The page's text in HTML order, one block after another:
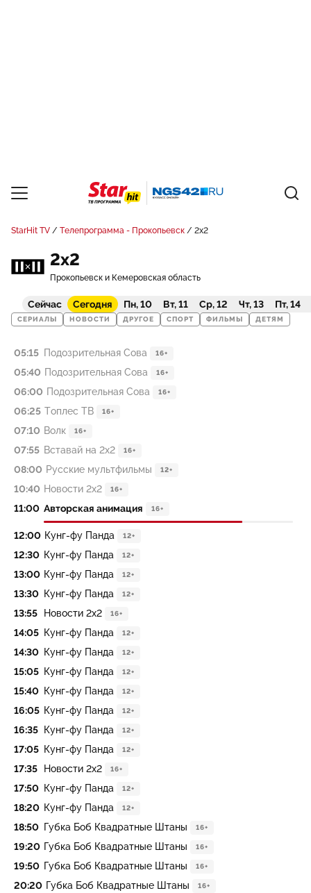
StarHit TV Телепрограмма - Прокопьевск 2x2
2x2
Прокопьевск и Кемеровская область
Сейчас Сегодня Пн, 10 Вт, 11 Ср, 12 Чт, 13 Пт, 14
СЕРИАЛЫ НОВОСТИ ДРУГОЕ СПОРТ ФИЛЬМЫ ДЕТЯМ
05:15 Подозрительная Сова 16+
05:40 Подозрительная Сова 16+
06:00 Подозрительная Сова 16+
06:25 Топлес ТВ 16+
07:10 Волк 16+
07:55 Вставай на 2х2 16+
08:00 Русские мультфильмы 12+
10:40 Новости 2х2 16+
11:00 Авторская анимация 16+
12:00 Кунг-фу Панда 12+
12:30 Кунг-фу Панда 12+
13:00 Кунг-фу Панда 12+
13:30 Кунг-фу Панда 12+
13:55 Новости 2х2 16+
14:05 Кунг-фу Панда 12+
14:30 Кунг-фу Панда 12+
15:05 Кунг-фу Панда 12+
15:40 Кунг-фу Панда 12+
16:05 Кунг-фу Панда 12+
16:35 Кунг-фу Панда 12+
17:05 Кунг-фу Панда 12+
17:35 Новости 2х2 16+
17:50 Кунг-фу Панда 12+
18:20 Кунг-фу Панда 12+
18:50 Губка Боб Квадратные Штаны 16+
19:20 Губка Боб Квадратные Штаны 16+
19:50 Губка Боб Квадратные Штаны 16+
20:20 Губка Боб Квадратные Штаны 16+